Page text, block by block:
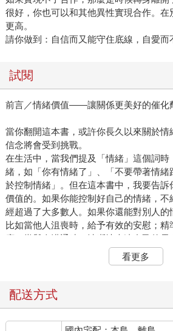
很好，你也可以和其他異性實現合作。在
更高。
請你做到：自信而又能守住底線，自愛而
試閱
前言／情緒價值——讓關係更美好的催化
當你翻開這本書，或許你長久以來關於情
信念將會受到挑戰。
在生活中，當我們提及「情緒」這個詞時
緒，如「你有情緒了」、「不要帶著情
於控制情緒」。但在這本書中，我要告
價值的。如果你能控制好自己的情緒，不
經超過了大多數人。如果你還能對別人的
比如當他人沮喪時，給予有效的安慰；精
應；當與人溝通時，清晰地表達自己的需
興，那麼可想而知，你會多麼受人歡迎和
想一下，當別人的情緒如狂風暴雨，令人
要都難。
在我做情感諮詢和自媒體的這些年裡，
看更多
配送方式